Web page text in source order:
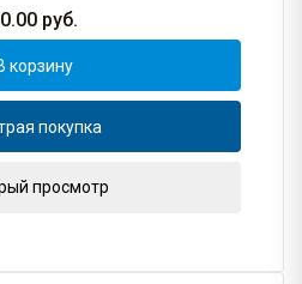
руб.
корзину
покупка
просмотр